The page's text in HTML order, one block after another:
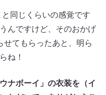
同じくらいの感覚です
んですけど、そのおかげ
せてもらったあと、明ら
ね！
ナボーイ」の衣装を（イ